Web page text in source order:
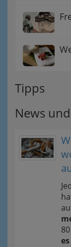
Tipps
News